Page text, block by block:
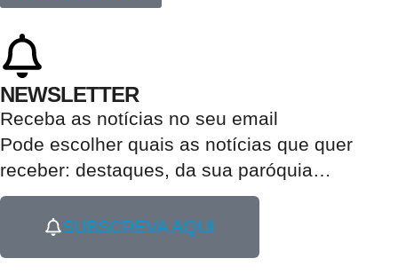
NEWSLETTER
Receba as notícias no seu email​
Pode escolher quais as notícias que quer
receber: destaques, da sua paróquia…
SUBSCREVA AQUI